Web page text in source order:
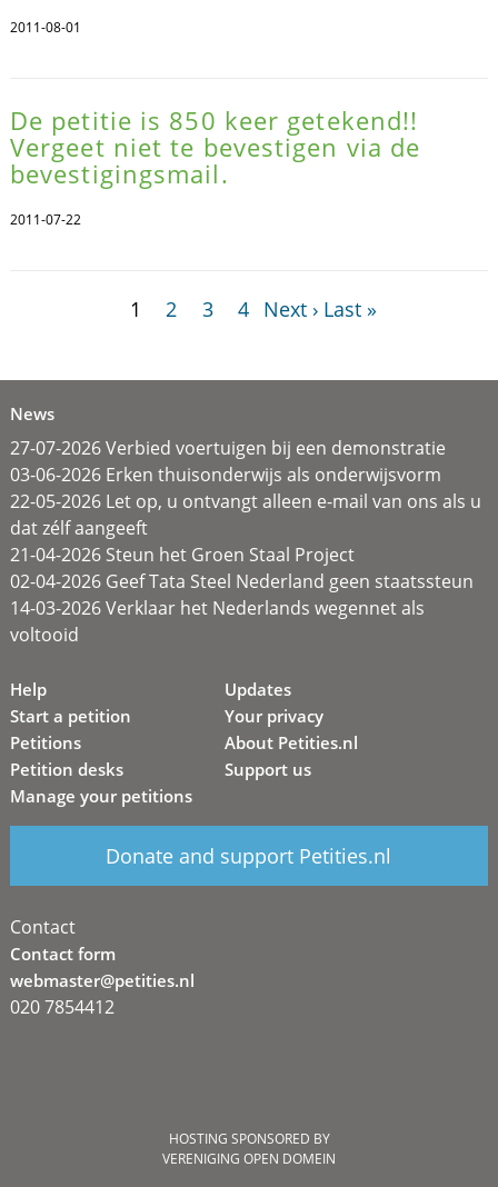
2011-08-01
De petitie is 850 keer getekend!!
Vergeet niet te bevestigen via de
bevestigingsmail.
2011-07-22
1 2 3 4 Next › Last »
News
27-07-2026 Verbied voertuigen bij een demonstratie
03-06-2026 Erken thuisonderwijs als onderwijsvorm
22-05-2026 Let op, u ontvangt alleen e-mail van ons als u
dat zélf aangeeft
21-04-2026 Steun het Groen Staal Project
02-04-2026 Geef Tata Steel Nederland geen staatssteun
14-03-2026 Verklaar het Nederlands wegennet als
voltooid
Help
Start a petition
Petitions
Petition desks
Manage your petitions
Updates
Your privacy
About Petities.nl
Support us
Donate and support Petities.nl
Contact
Contact form
webmaster@petities.nl
020 7854412
HOSTING SPONSORED BY
VERENIGING OPEN DOMEIN